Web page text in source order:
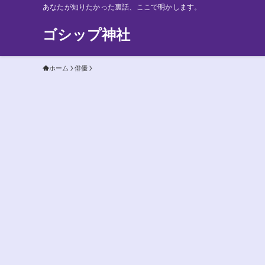
あなたが知りたかった裏話、ここで明かします。
ゴシップ神社
ホーム 俳優